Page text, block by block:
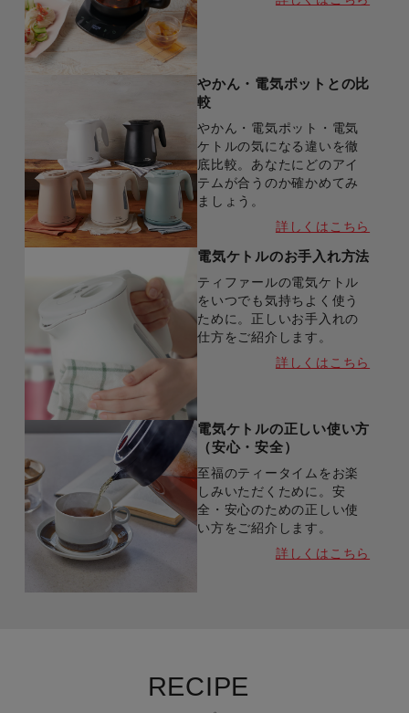
やかん・電気ポットとの比
較
やかん・電気ポット・電気
ケトルの気になる違いを徹
底比較。あなたにどのアイ
テムが合うのか確かめてみ
ましょう。
詳しくはこちら
電気ケトルのお手入れ方法
ティファールの電気ケトル
をいつでも気持ちよく使う
ために。正しいお手入れの
仕方をご紹介します。
詳しくはこちら
電気ケトルの正しい使い方
（安心・安全）
至福のティータイムをお楽
しみいただくために。安
全・安心のための正しい使
い方をご紹介します。
詳しくはこちら
RECIPE